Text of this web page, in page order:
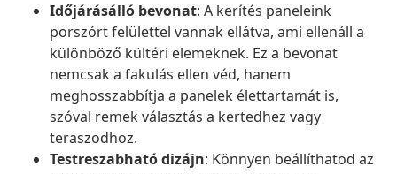
Időjárásálló bevonat: A kerítés paneleink
porszórt felülettel vannak ellátva, ami ellenáll a
különböző kültéri elemeknek. Ez a bevonat
nemcsak a fakulás ellen véd, hanem
meghosszabbítja a panelek élettartamát is,
szóval remek választás a kertedhez vagy
teraszodhoz.
Testreszabható dizájn: Könnyen beállíthatod az